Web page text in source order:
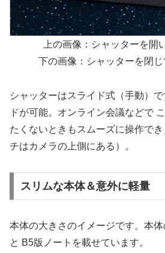
上の画像：シャッターを開
下の画像：シャッターを閉
シャッターはスライド式（手動）
ドが可能。オンライン会議などで
たくないときもスムーズに操作で
チはカメラの上側にある）。
スリムな本体＆意外に軽量
本体の大きさのイメージです。本
と B5版ノートを載せています。